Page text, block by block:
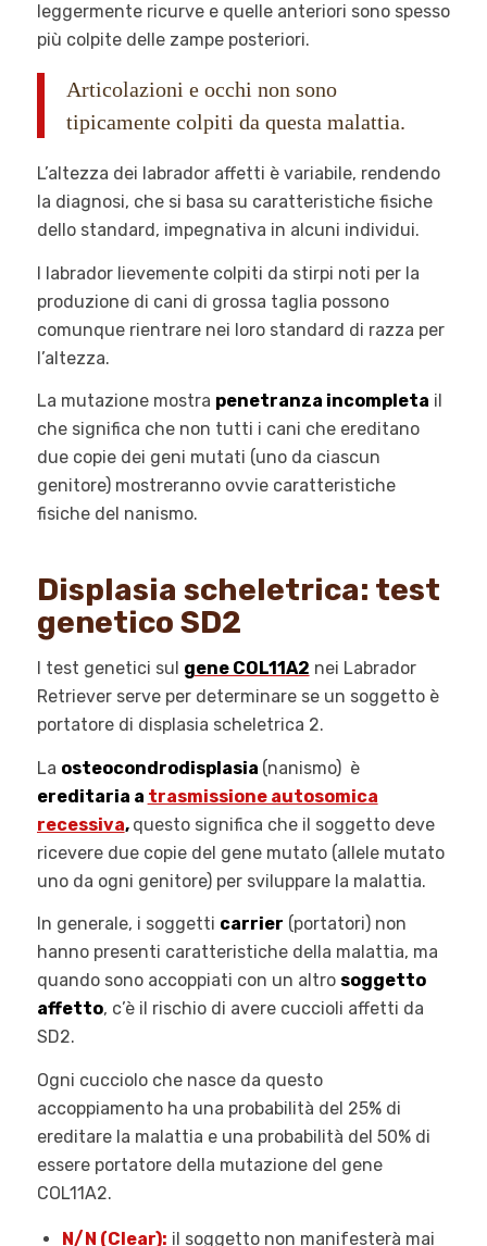
leggermente ricurve e quelle anteriori sono spesso
più colpite delle zampe posteriori.
Articolazioni e occhi non sono
tipicamente colpiti da questa malattia.
L’altezza dei labrador affetti è variabile, rendendo
la diagnosi, che si basa su caratteristiche fisiche
dello standard, impegnativa in alcuni individui.
I labrador lievemente colpiti da stirpi noti per la
produzione di cani di grossa taglia possono
comunque rientrare nei loro standard di razza per
l’altezza.
La mutazione mostra penetranza incompleta il
che significa che non tutti i cani che ereditano
due copie dei geni mutati (uno da ciascun
genitore) mostreranno ovvie caratteristiche
fisiche del nanismo.
Displasia scheletrica: test
genetico SD2
I test genetici sul gene COL11A2 nei Labrador
Retriever serve per determinare se un soggetto è
portatore di displasia scheletrica 2.
La osteocondrodisplasia (nanismo) è
ereditaria a trasmissione autosomica
recessiva, questo significa che il soggetto deve
ricevere due copie del gene mutato (allele mutato
uno da ogni genitore) per sviluppare la malattia.
In generale, i soggetti carrier (portatori) non
hanno presenti caratteristiche della malattia, ma
quando sono accoppiati con un altro soggetto
affetto, c’è il rischio di avere cuccioli affetti da
SD2.
Ogni cucciolo che nasce da questo
accoppiamento ha una probabilità del 25% di
ereditare la malattia e una probabilità del 50% di
essere portatore della mutazione del gene
COL11A2.
N/N (Clear): il soggetto non manifesterà mai